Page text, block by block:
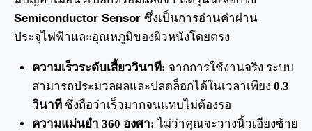
Semiconductor Sensor ซึ่งเป็นการอ่านค่าผ่าน
ประจุไฟฟ้าและอุณหภูมิของผิวหนังโดยตรง
ความเร็วระดับเสี้ยววินาที: จากการใช้งานจริง ระบบ
สามารถประมวลผลและปลดล็อกได้ในเวลาเพียง 0.3
วินาทีซึ่งถือว่าเร็วมากจนแทบไม่ต้องรอ
ความแม่นยำ 360 องศา: ไม่ว่าคุณจะวางนิ้วเอียงซ้าย